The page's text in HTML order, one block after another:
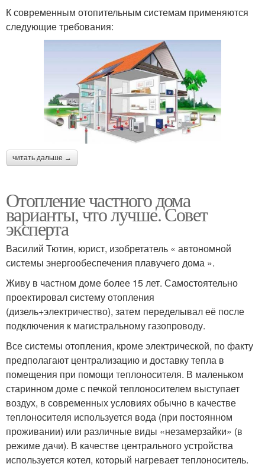
К современным отопительным системам применяются
следующие требования:
читать дальше →
Отопление частного дома
варианты, что лучше. Совет
эксперта
Василий Тютин, юрист, изобретатель « автономной
системы энергообеспечения плавучего дома ».
Живу в частном доме более 15 лет. Самостоятельно
проектировал систему отопления
(дизель+электричество), затем переделывал её после
подключения к магистральному газопроводу.
Все системы отопления, кроме электрической, по факту
предполагают централизацию и доставку тепла в
помещения при помощи теплоносителя. В маленьком
старинном доме с печкой теплоносителем выступает
воздух, в современных условиях обычно в качестве
теплоносителя используется вода (при постоянном
проживании) или различные виды «незамерзайки» (в
режиме дачи). В качестве центрального устройства
используется котел, который нагревает теплоноситель.